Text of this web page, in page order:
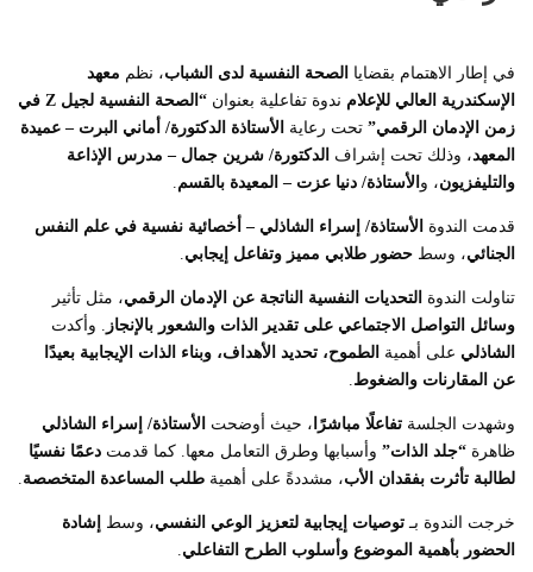
في إطار الاهتمام بقضايا الصحة النفسية لدى الشباب، نظم معهد
الإسكندرية العالي للإعلام ندوة تفاعلية بعنوان
“الصحة النفسية لجيل Z في
زمن الإدمان الرقمي” تحت رعاية الأستاذة الدكتورة/ أماني البرت – عميدة
المعهد، وذلك تحت إشراف الدكتورة/ شرين جمال – مدرس الإذاعة
والتليفزيون، و الأستاذة/ دنيا عزت – المعيدة بالقسم.
قدمت الندوة الأستاذة/ إسراء الشاذلي – أخصائية نفسية في علم النفس
الجنائي، وسط حضور طلابي مميز وتفاعل إيجابي.
تناولت الندوة التحديات النفسية الناتجة عن الإدمان الرقمي، مثل تأثير
وسائل التواصل الاجتماعي على تقدير الذات والشعور بالإنجاز . وأكدت
الشاذلي على أهمية الطموح، تحديد الأهداف، وبناء الذات الإيجابية بعيدًا
عن المقارنات والضغوط.
وشهدت الجلسة تفاعلًا مباشرًا ، حيث أوضحت الأستاذة/ إسراء الشاذلي
ظاهرة “جلد الذات” وأسبابها وطرق التعامل معها. كما قدمت دعمًا نفسيًا
لطالبة تأثرت بفقدان الأب، مشددةً على أهمية طلب المساعدة المتخصصة.
خرجت الندوة بـ توصيات إيجابية لتعزيز الوعي النفسي، وسط إشادة
الحضور بأهمية الموضوع وأسلوب الطرح التفاعلي.